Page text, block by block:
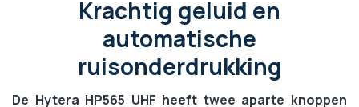
Krachtig geluid en
automatische
ruisonderdrukking
De Hytera HP565 UHF heeft twee aparte knoppen